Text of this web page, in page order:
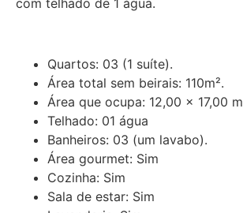
com telhado de 1 água.
Quartos: 03 (1 suíte).
Área total sem beirais: 110m².
Área que ocupa: 12,00 x 17,00 m
Telhado: 01 água
Banheiros: 03 (um lavabo).
Área gourmet: Sim
Cozinha: Sim
Sala de estar: Sim